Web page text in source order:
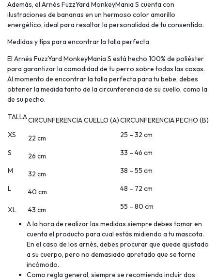
Además, el Arnés FuzzYard MonkeyMania S cuenta con
ilustraciones de bananas en un hermoso color amarillo
energético, ideal para resaltar la personalidad de tu consentido.
Medidas y tips para encontrar la talla perfecta
El Arnés FuzzYard MonkeyMania S está hecho 100% de poliéster
para garantizar la comodidad de tu perro sobre todas las cosas.
Al momento de encontrar la talla perfecta para tu bebe, debes
obtener la medida tanto de la circunferencia de su cuello, como la
de su pecho.
TALLACIRCUNFERENCIA CUELLO (A)CIRCUNFERENCIA PECHO (B)
XS
22 cm 25 – 32 cm
S 26 cm 33 – 46 cm
M 32 cm 38 – 55 cm
L 40 cm 48 – 72 cm
XL 43 cm
55 – 80 cm
A la hora de realizar las medidas siempre debes tomar en
cuenta el producto para cual estás midiendo a tu mascota.
En el caso de los arnés, debes procurar que quede ajustado
a su cuerpo, pero no demasiado apretado que se torne
incómodo.
Como regla general, siempre se recomienda incluir dos